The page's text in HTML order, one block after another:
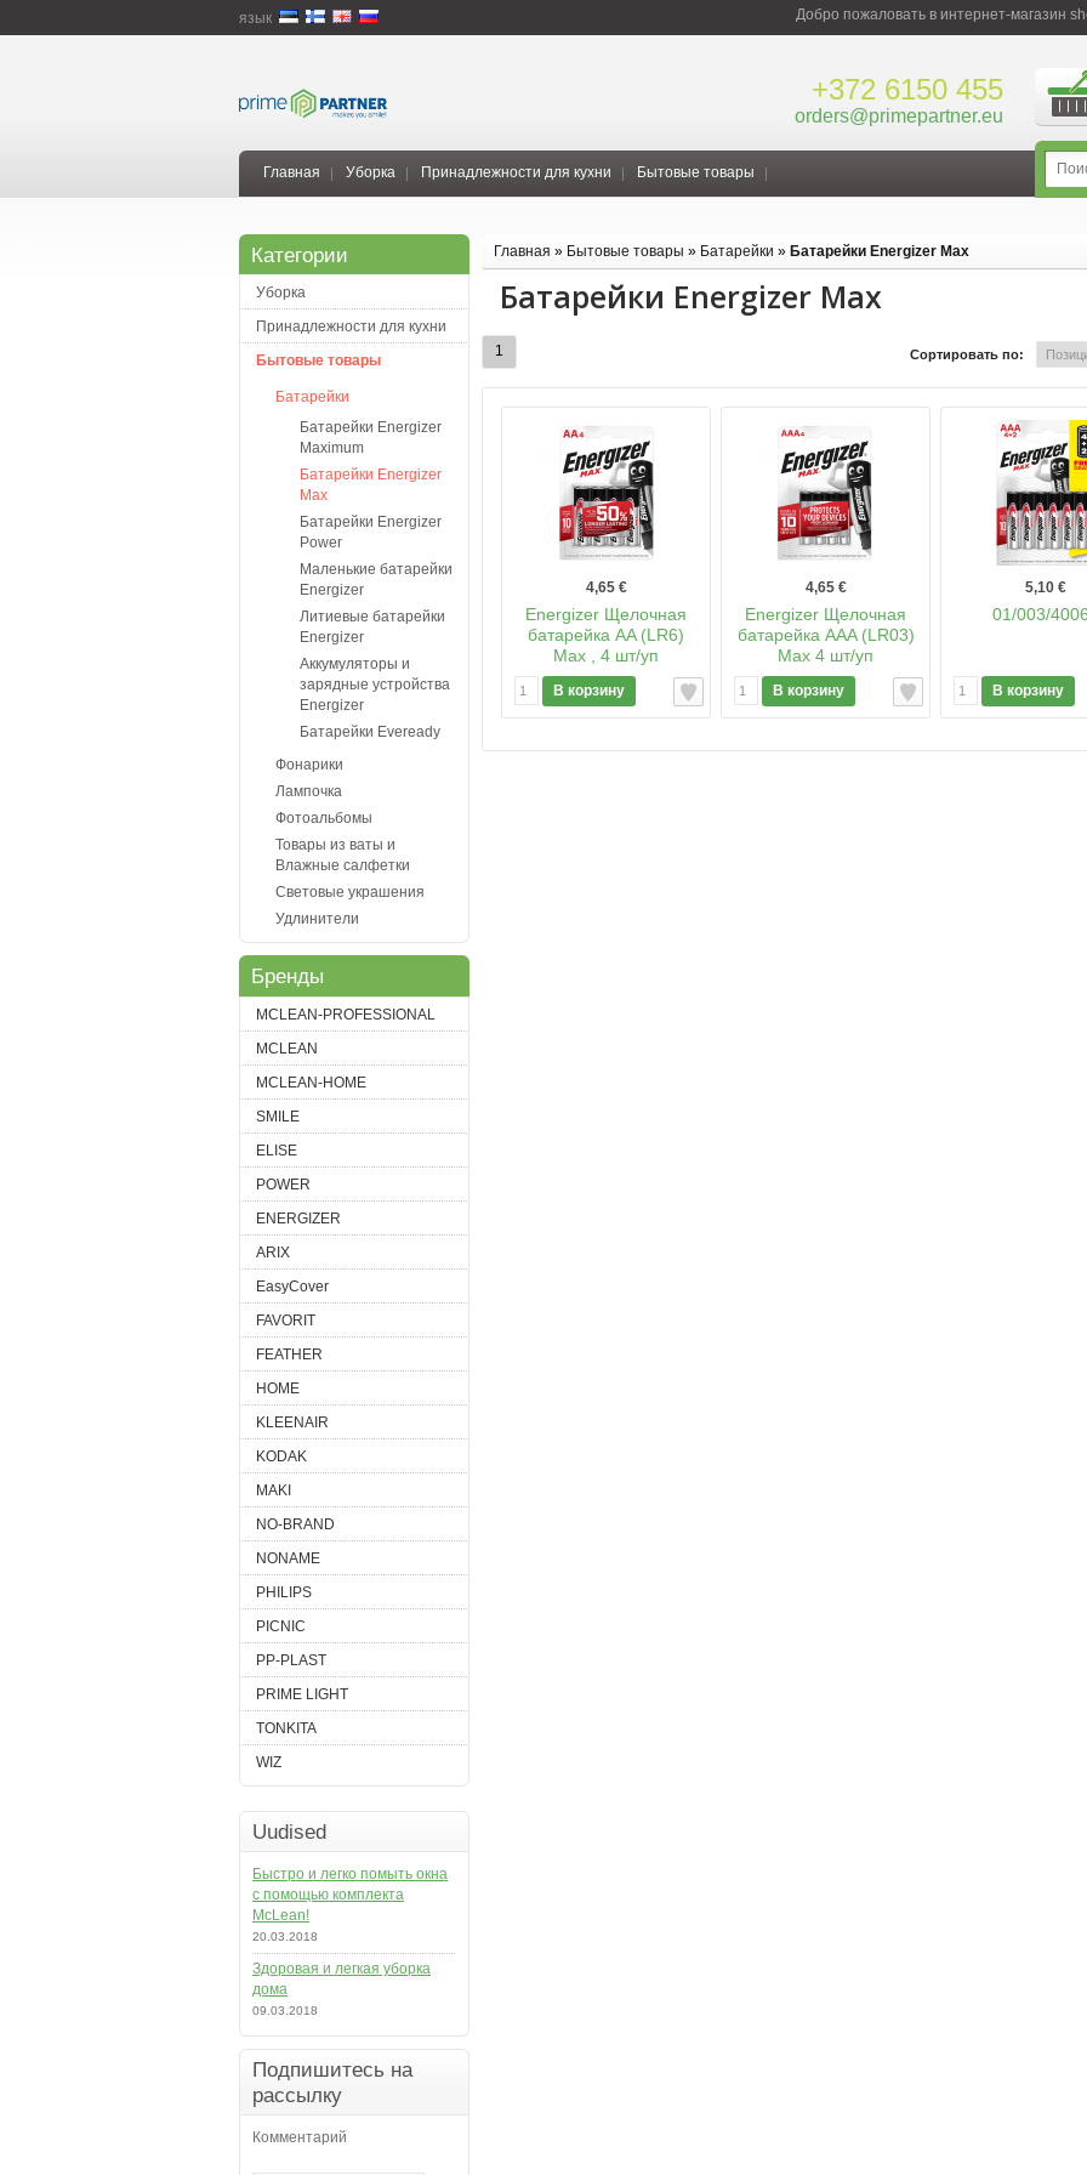
язык
+372 6150 455
orders@primepartner.eu
Главная Уборка Принадлежности для кухни Бытовые товары
Добро пожаловать в интернет-магазин
Категории
Уборка
Принадлежности для кухни
Бытовые товары
Батарейки
Батарейки Energizer
Maximum
Батарейки Energizer
Max
Батарейки Energizer
Power
Маленькие батарейки
Energizer
Литиевые батарейки
Energizer
Аккумуляторы и
зарядные устройства
Energizer
Батарейки Eveready
Фонарики
Лампочка
Фотоальбомы
Товары из ваты и
Влажные салфетки
Световые украшения
Удлинители
Бренды
MCLEAN-PROFESSIONAL
MCLEAN
MCLEAN-HOME
SMILE
ELISE
POWER
ENERGIZER
ARIX
EasyCover
FAVORIT
FEATHER
HOME
KLEENAIR
KODAK
MAKI
NO-BRAND
NONAME
PHILIPS
PICNIC
PP-PLAST
PRIME LIGHT
TONKITA
WIZ
Uudised
Быстро и легко помыть окна
с помощью комплекта
McLean!
20.03.2018
Здоровая и легкая уборка
дома
09.03.2018
Подпишитесь на
рассылку
Комментарий
Главная » Бытовые товары » Батарейки » Батарейки Energizer Max
Батарейки Energizer Max
1 Сортировать по:
4,65 €
Energizer Щелочная
батарейка AA (LR6)
Max , 4 шт/уп
В корзину
4,65 €
Energizer Щелочная
батарейка AAA (LR03)
Max 4 шт/уп
В корзину
5,10 €
01/003/
В корзину